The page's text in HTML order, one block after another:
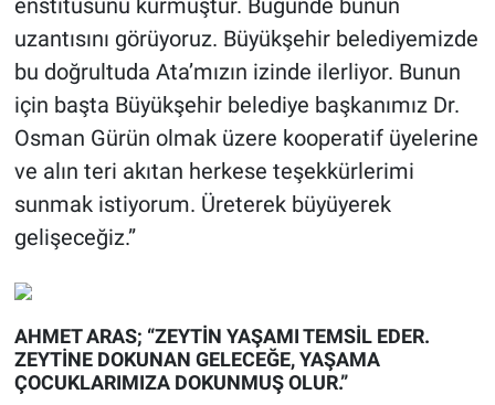
enstitüsünü kurmuştur. Bugünde bunun
uzantısını görüyoruz. Büyükşehir belediyemizde
bu doğrultuda Ata’mızın izinde ilerliyor. Bunun
için başta Büyükşehir belediye başkanımız Dr.
Osman Gürün olmak üzere kooperatif üyelerine
ve alın teri akıtan herkese teşekkürlerimi
sunmak istiyorum. Üreterek büyüyerek
gelişeceğiz.”
AHMET ARAS; “ZEYTİN YAŞAMI TEMSİL EDER.
ZEYTİNE DOKUNAN GELECEĞE, YAŞAMA
ÇOCUKLARIMIZA DOKUNMUŞ OLUR.”